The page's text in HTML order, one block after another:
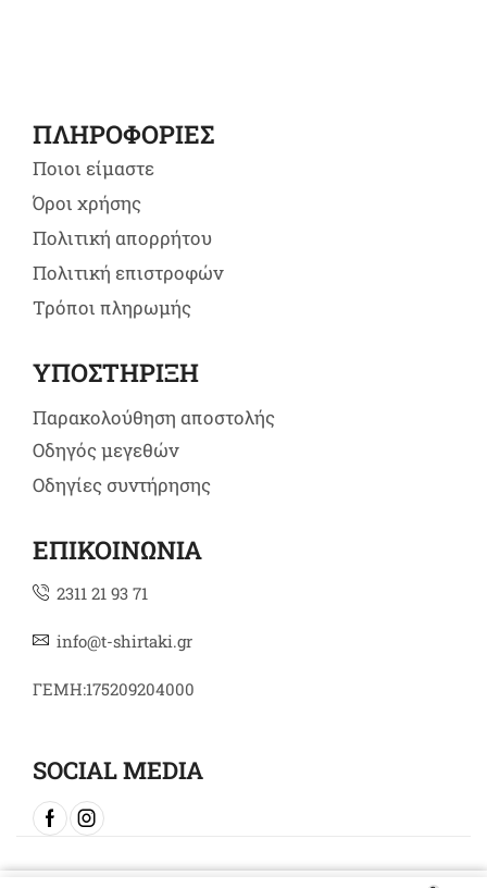
ΠΛΗΡΟΦΟΡΙΕΣ
Ποιοι είμαστε
Όροι χρήσης
Πολιτική απορρήτου
Πολιτική επιστροφών
Τρόποι πληρωμής
ΥΠΟΣΤΗΡΙΞΗ
Παρακολούθηση αποστολής
Οδηγός μεγεθών
Οδηγίες συντήρησης
ΕΠΙΚΟΙΝΩΝΙΑ
2311 21 93 71
info@t-shirtaki.gr
ΓΕΜΗ:175209204000
SOCIAL MEDIA